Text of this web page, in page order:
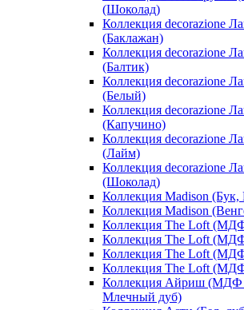
(Шоколад)
Коллекция decorazione
(Баклажан)
Коллекция decorazione
(Балтик)
Коллекция decorazione
(Белый)
Коллекция decorazione
(Капучино)
Коллекция decorazione
(Лайм)
Коллекция decorazione
(Шоколад)
Коллекция Madison (Бук,
Коллекция Madison
Коллекция The Loft
Коллекция The Loft
Коллекция The Loft
Коллекция The Loft
Коллекция Айриш (МДФ
Млечный дуб)